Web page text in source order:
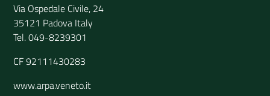
Via Ospedale Civile, 24
35121 Padova Italy
Tel. 049-8239301
CF 92111430283
www.arpa.veneto.it